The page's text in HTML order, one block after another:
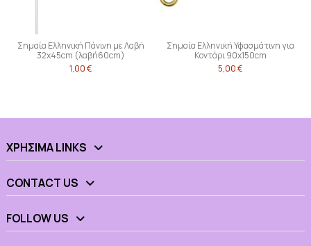
Σημαία Ελληνική Πάνινη με Λαβή
32x45cm (λαβή60cm)
1,00 €
Σημαία Ελληνική Υφασμάτινη για
Κοντάρι 90x150cm
5,00 €
ΧΡΉΣΙΜΑ LINKS
CONTACT US
FOLLOW US